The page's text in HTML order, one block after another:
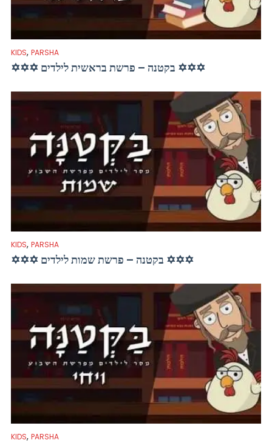
KIDS, PARSHA
✡✡✡ בקטנה – פרשת בראשית לילדים ✡✡✡
KIDS, PARSHA
✡✡✡ בקטנה – פרשת שמות לילדים ✡✡✡
KIDS, PARSHA